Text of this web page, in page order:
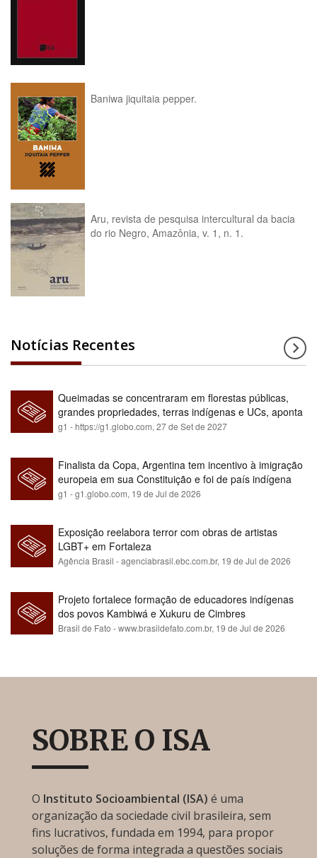
Baniwa jiquitaia pepper.
Aru, revista de pesquisa intercultural da bacia
do rio Negro, Amazônia, v. 1, n. 1.
Notícias Recentes
Queimadas se concentraram em florestas públicas,
grandes propriedades, terras indígenas e UCs, aponta
relatório
g1 - https://g1.globo.com, 27 de Set de 2027
Finalista da Copa, Argentina tem incentivo à imigração
europeia em sua Constituição e foi de país indígena
para maioria branca
g1 - g1.globo.com, 19 de Jul de 2026
Exposição reelabora terror com obras de artistas
LGBT+ em Fortaleza
Agência Brasil - agenciabrasil.ebc.com.br, 19 de Jul de 2026
Projeto fortalece formação de educadores indígenas
dos povos Kambiwá e Xukuru de Cimbres
Brasil de Fato - www.brasildefato.com.br, 19 de Jul de 2026
SOBRE O ISA
O Instituto Socioambiental (ISA) é uma
organização da sociedade civil brasileira, sem
fins lucrativos, fundada em 1994, para propor
soluções de forma integrada a questões sociais